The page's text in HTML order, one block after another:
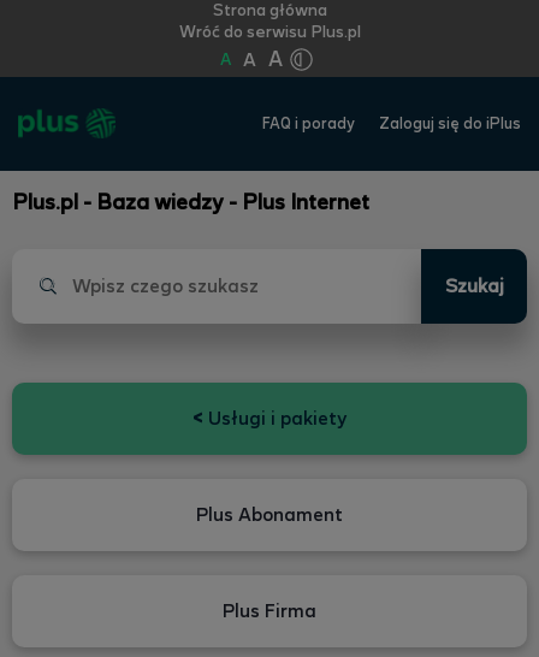
Strona główna
Wróć do serwisu Plus.pl
A A A
FAQ i porady Zaloguj się do iPlus
Plus.pl - Baza wiedzy - Plus Internet
Szukaj
< Usługi i pakiety
Plus Abonament
Plus Firma